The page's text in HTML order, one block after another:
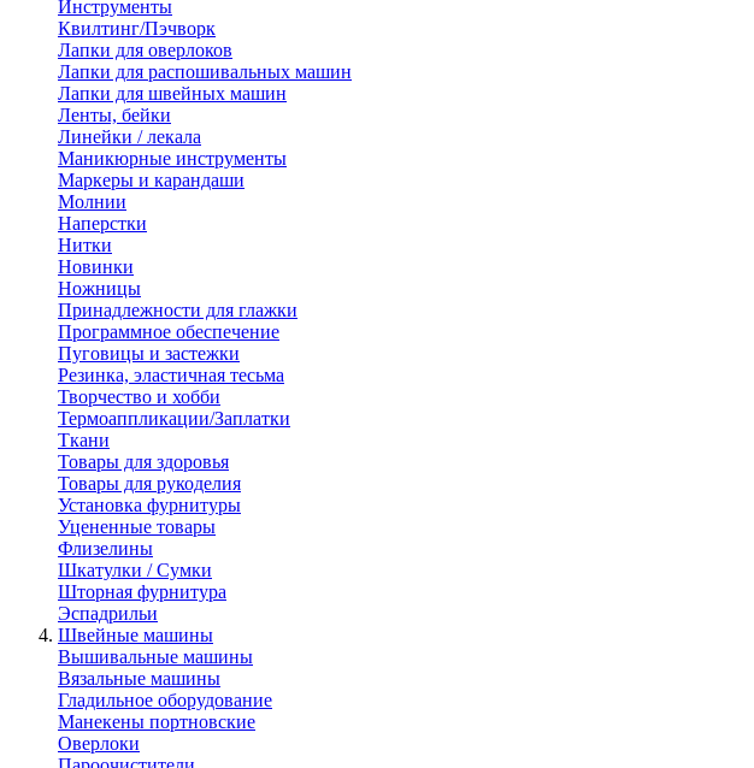
Инструменты
Квилтинг/Пэчворк
Лапки для оверлоков
Лапки для распошивальных машин
Лапки для швейных машин
Ленты, бейки
Линейки / лекала
Маникюрные инструменты
Маркеры и карандаши
Молнии
Наперстки
Нитки
Новинки
Ножницы
Принадлежности для глажки
Программное обеспечение
Пуговицы и застежки
Резинка, эластичная тесьма
Творчество и хобби
Термоаппликации/Заплатки
Ткани
Товары для здоровья
Товары для рукоделия
Установка фурнитуры
Уцененные товары
Флизелины
Шкатулки / Сумки
Шторная фурнитура
Эспадрильи
Швейные машины
Вышивальные машины
Вязальные машины
Гладильное оборудование
Манекены портновские
Оверлоки